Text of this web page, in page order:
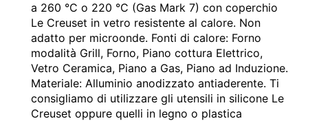
a 260 °C o 220 °C (Gas Mark 7) con coperchio
Le Creuset in vetro resistente al calore. Non
adatto per microonde. Fonti di calore: Forno
modalità Grill, Forno, Piano cottura Elettrico,
Vetro Ceramica, Piano a Gas, Piano ad Induzione.
Materiale: Alluminio anodizzato antiaderente. Ti
consigliamo di utilizzare gli utensili in silicone Le
Creuset oppure quelli in legno o plastica